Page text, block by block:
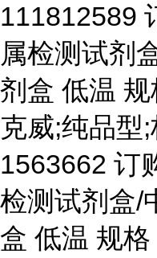
111812589
属检测试剂
剂盒 低温
克威;纯品型
1563662 订
检测试剂盒/
盒 低温 规